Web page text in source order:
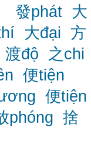
發phát 大
大đại 方
渡độ
之chi
便tiện
便tiện
phóng 捨